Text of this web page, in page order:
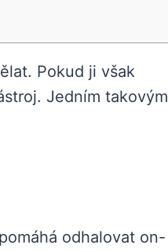
Pokud ji však
Jedním takovým
odhalovat on-